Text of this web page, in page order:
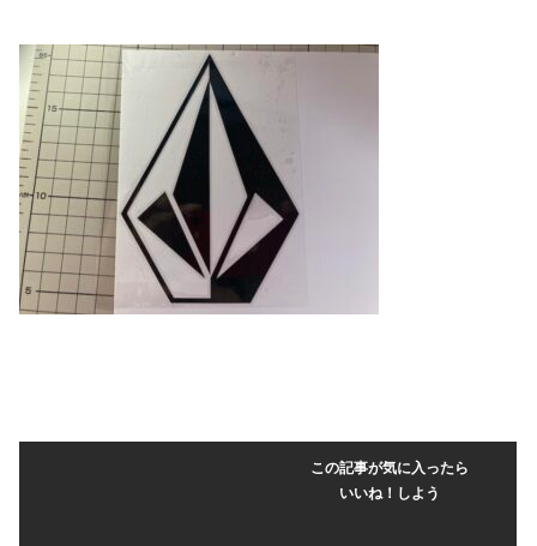
この記事が気に入ったら
いいね！しよう